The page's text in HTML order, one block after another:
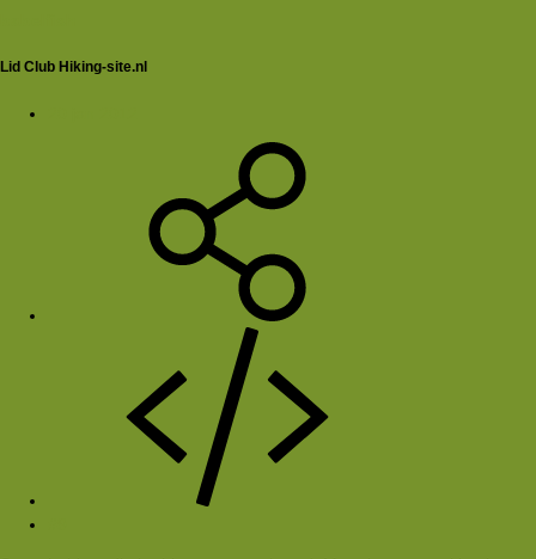
Lid Club Hiking-site.nl